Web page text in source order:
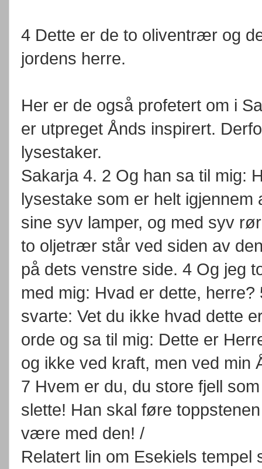
4 Dette er de to oliventrær og
jordens herre.
Her er de også profetert om i
er utpreget Ånds inspirert.
lysestaker.
Sakarja 4. 2 Og han sa til mig:
lysestake som er helt
sine syv lamper, og med syv
to oljetrær står ved siden av
på dets venstre side. 4 Og jeg
med mig: Hvad er dette,
svarte: Vet du ikke hvad dette
orde og sa til mig: Dette er
og ikke ved kraft, men ved
7 Hvem er du, du store fjell
slette! Han skal føre
være med den! /
Relatert lin om Esekiels